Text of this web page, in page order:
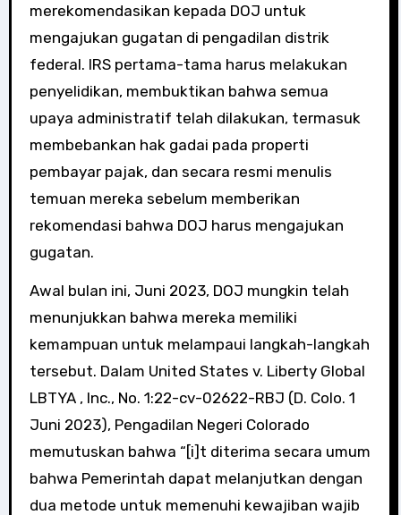
merekomendasikan kepada DOJ untuk
mengajukan gugatan di pengadilan distrik
federal. IRS pertama-tama harus melakukan
penyelidikan, membuktikan bahwa semua
upaya administratif telah dilakukan, termasuk
membebankan hak gadai pada properti
pembayar pajak, dan secara resmi menulis
temuan mereka sebelum memberikan
rekomendasi bahwa DOJ harus mengajukan
gugatan.
Awal bulan ini, Juni 2023, DOJ mungkin telah
menunjukkan bahwa mereka memiliki
kemampuan untuk melampaui langkah-langkah
tersebut. Dalam United States v. Liberty Global
LBTYA , Inc., No. 1:22-cv-02622-RBJ (D. Colo. 1
Juni 2023), Pengadilan Negeri Colorado
memutuskan bahwa “[i]t diterima secara umum
bahwa Pemerintah dapat melanjutkan dengan
dua metode untuk memenuhi kewajiban wajib